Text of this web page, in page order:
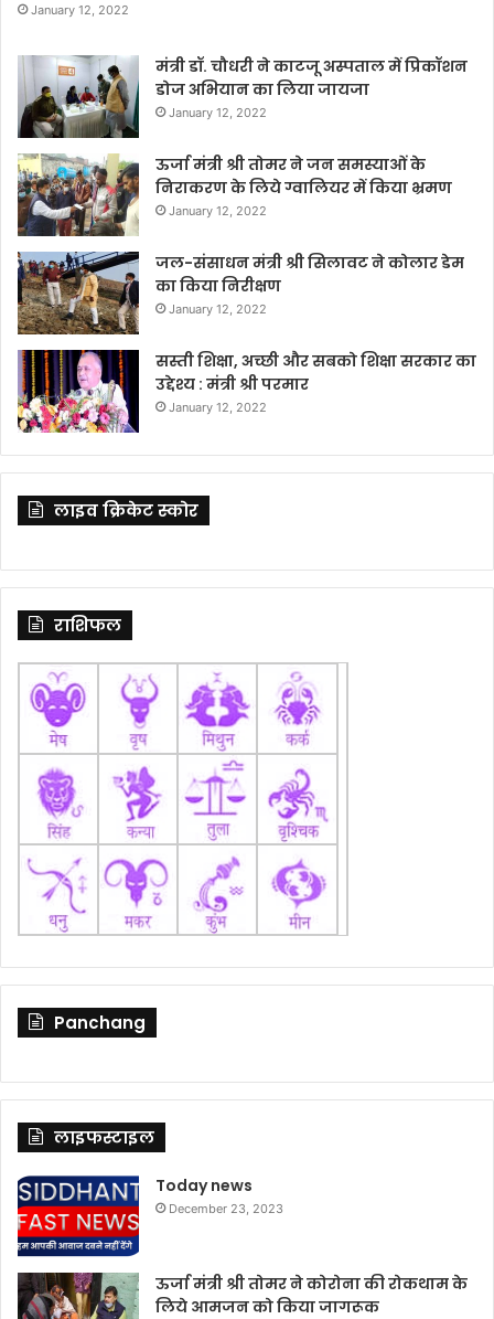
January 12, 2022
मंत्री डॉ. चौधरी ने काटजू अस्पताल में प्रिकॉशन
डोज अभियान का लिया जायजा
January 12, 2022
ऊर्जा मंत्री श्री तोमर ने जन समस्याओं के
निराकरण के लिये ग्वालियर में किया भ्रमण
January 12, 2022
जल-संसाधन मंत्री श्री सिलावट ने कोलार डेम
का किया निरीक्षण
January 12, 2022
सस्ती शिक्षा, अच्छी और सबको शिक्षा सरकार का
उद्देश्य : मंत्री श्री परमार
January 12, 2022
लाइव क्रिकेट स्कोर
राशिफल
Panchang
लाइफस्टाइल
Today news
December 23, 2023
ऊर्जा मंत्री श्री तोमर ने कोरोना की रोकथाम के
लिये आमजन को किया जागरूक